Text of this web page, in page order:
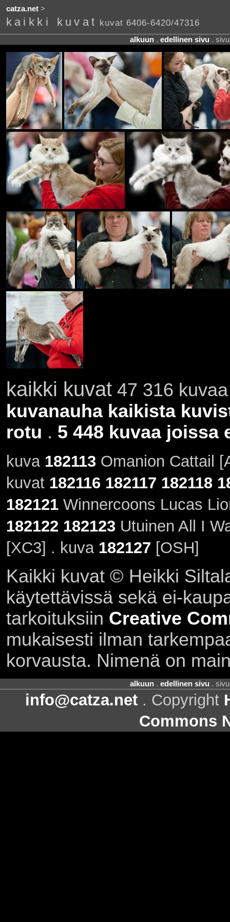
catza.net>
kaikki kuvat kuvat 6406-6420/47316
alkuun . edellinen sivu .
kaikki kuvat47 316
kuvanauha kaikista
rotu . 5 448 kuvaa joissa
kuva 182113Omanion Cattail
kuvat 182116 182117 182118
182121Winnercoons Lucas
182122 182123Utuinen All I
[XC3] . kuva 182127 [OSH]
Kaikki kuvat © Heikki
käytettävissä sekä ei-
tarkoituksiin Creative
mukaisesti ilman
korvausta. Nimenä on
alkuun . edellinen sivu .
info@catza.net . Copyright
Commons